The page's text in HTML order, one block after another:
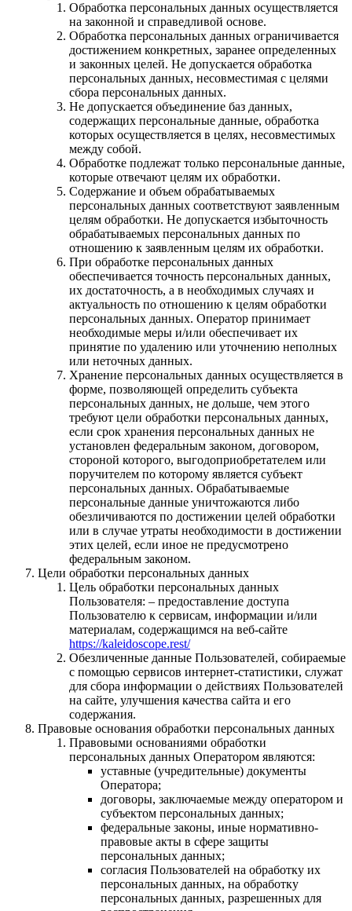
Обработка персональных данных осуществляется
на законной и справедливой основе.
Обработка персональных данных ограничивается
достижением конкретных, заранее определенных
и законных целей. Не допускается обработка
персональных данных, несовместимая с целями
сбора персональных данных.
Не допускается объединение баз данных,
содержащих персональные данные, обработка
которых осуществляется в целях, несовместимых
между собой.
Обработке подлежат только персональные данные,
которые отвечают целям их обработки.
Содержание и объем обрабатываемых
персональных данных соответствуют заявленным
целям обработки. Не допускается избыточность
обрабатываемых персональных данных по
отношению к заявленным целям их обработки.
При обработке персональных данных
обеспечивается точность персональных данных,
их достаточность, а в необходимых случаях и
актуальность по отношению к целям обработки
персональных данных. Оператор принимает
необходимые меры и/или обеспечивает их
принятие по удалению или уточнению неполных
или неточных данных.
Хранение персональных данных осуществляется в
форме, позволяющей определить субъекта
персональных данных, не дольше, чем этого
требуют цели обработки персональных данных,
если срок хранения персональных данных не
установлен федеральным законом, договором,
стороной которого, выгодоприобретателем или
поручителем по которому является субъект
персональных данных. Обрабатываемые
персональные данные уничтожаются либо
обезличиваются по достижении целей обработки
или в случае утраты необходимости в достижении
этих целей, если иное не предусмотрено
федеральным законом.
Цели обработки персональных данных
Цель обработки персональных данных
Пользователя: – предоставление доступа
Пользователю к сервисам, информации и/или
материалам, содержащимся на веб-сайте
https://kaleidoscope.rest/
Обезличенные данные Пользователей, собираемые
с помощью сервисов интернет-статистики, служат
для сбора информации о действиях Пользователей
на сайте, улучшения качества сайта и его
содержания.
Правовые основания обработки персональных данных
Правовыми основаниями обработки
персональных данных Оператором являются:
уставные (учредительные) документы
Оператора;
договоры, заключаемые между оператором и
субъектом персональных данных;
федеральные законы, иные нормативно-
правовые акты в сфере защиты
персональных данных;
согласия Пользователей на обработку их
персональных данных, на обработку
персональных данных, разрешенных для